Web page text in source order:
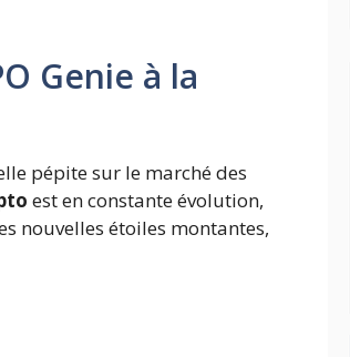
Genie à la
pépite sur le marché des
est en constante évolution,
nouvelles étoiles montantes,